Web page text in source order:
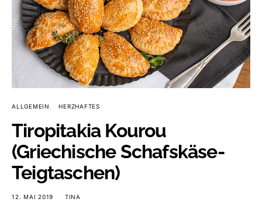
ALLGEMEIN HERZHAFTES
Tiropitakia Kourou
(Griechische Schafskäse-
Teigtaschen)
12. MAI 2019 TINA